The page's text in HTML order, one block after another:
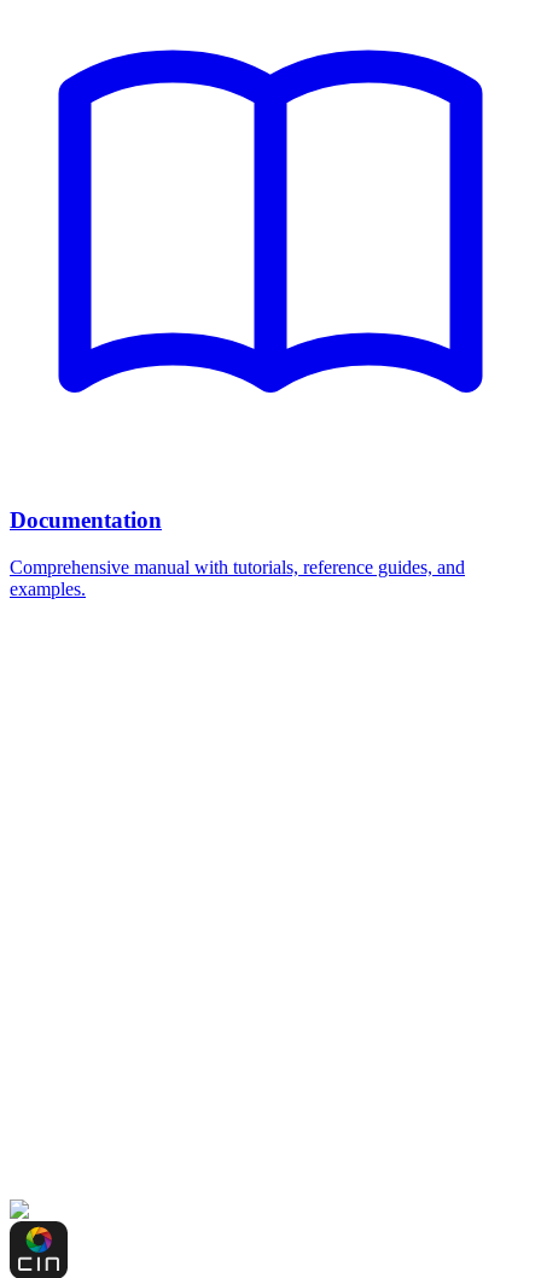
Documentation
Comprehensive manual with tutorials, reference guides, and
examples.